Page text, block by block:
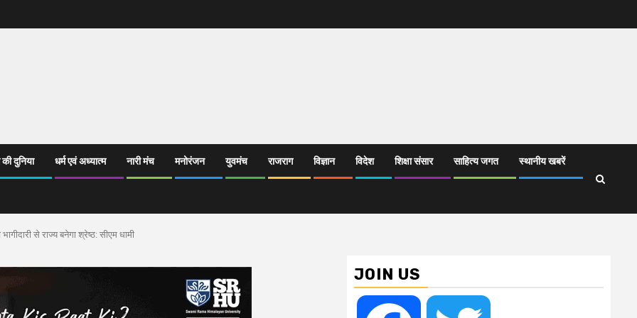
दुनिया धर्म एवं अध्यात्म नारी मंच मनोरंजन युवमंच राजराग विज्ञान विदेश शिक्षा संसार साहित्य जगत स्थानीय खबरें
से राज्य बनेगा श्रेष्ठ: सीएम धामी
JOIN US